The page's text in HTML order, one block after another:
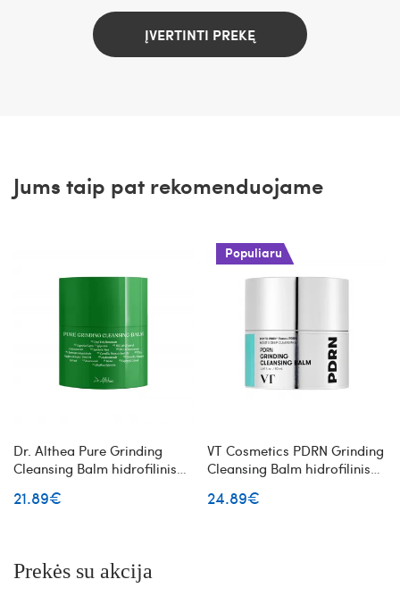
ĮVERTINTI PREKĘ
Jums taip pat rekomenduojame
Dr. Althea Pure Grinding
Cleansing Balm hidrofilinis
21.89€
Populiaru
VT Cosmetics PDRN Grinding
Cleansing Balm hidrofilinis
PDRN
24.89€
Prekės su akcija